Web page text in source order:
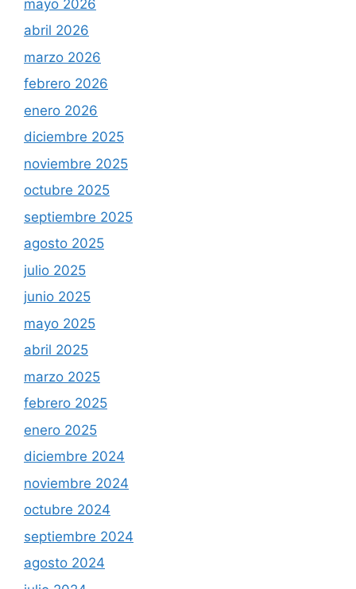
mayo 2026
abril 2026
marzo 2026
febrero 2026
enero 2026
diciembre 2025
noviembre 2025
octubre 2025
septiembre 2025
agosto 2025
julio 2025
junio 2025
mayo 2025
abril 2025
marzo 2025
febrero 2025
enero 2025
diciembre 2024
noviembre 2024
octubre 2024
septiembre 2024
agosto 2024